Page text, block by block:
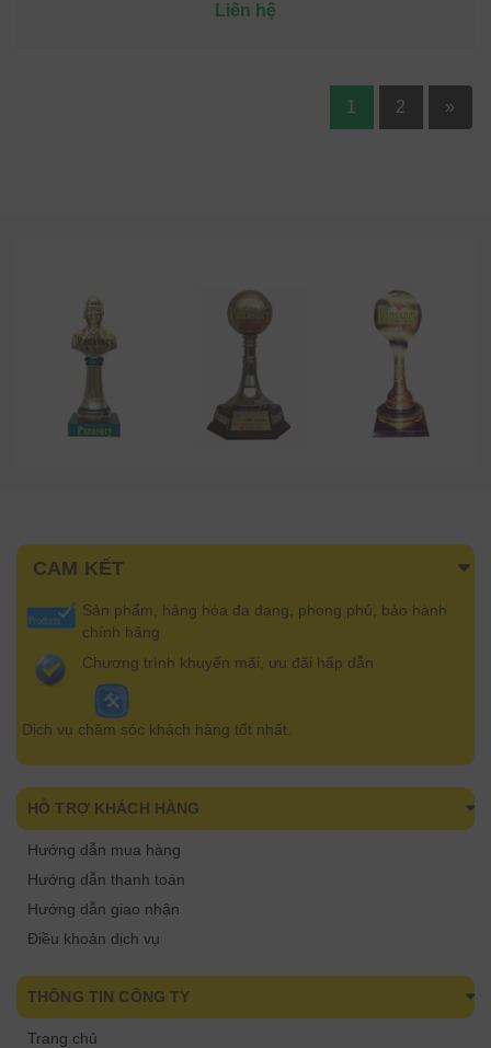
Liên hệ
1 2 »
CAM KẾT
Sản phẩm, hàng hóa đa dạng, phong phú, bảo hành
chính hãng
Chương trình khuyến mãi, ưu đãi hấp dẫn
Dịch vụ chăm sóc khách hàng tốt nhất.
HỖ TRỢ KHÁCH HÀNG
Hướng dẫn mua hàng
Hướng dẫn thanh toán
Hướng dẫn giao nhận
Điều khoản dịch vụ
THÔNG TIN CÔNG TY
Trang chủ